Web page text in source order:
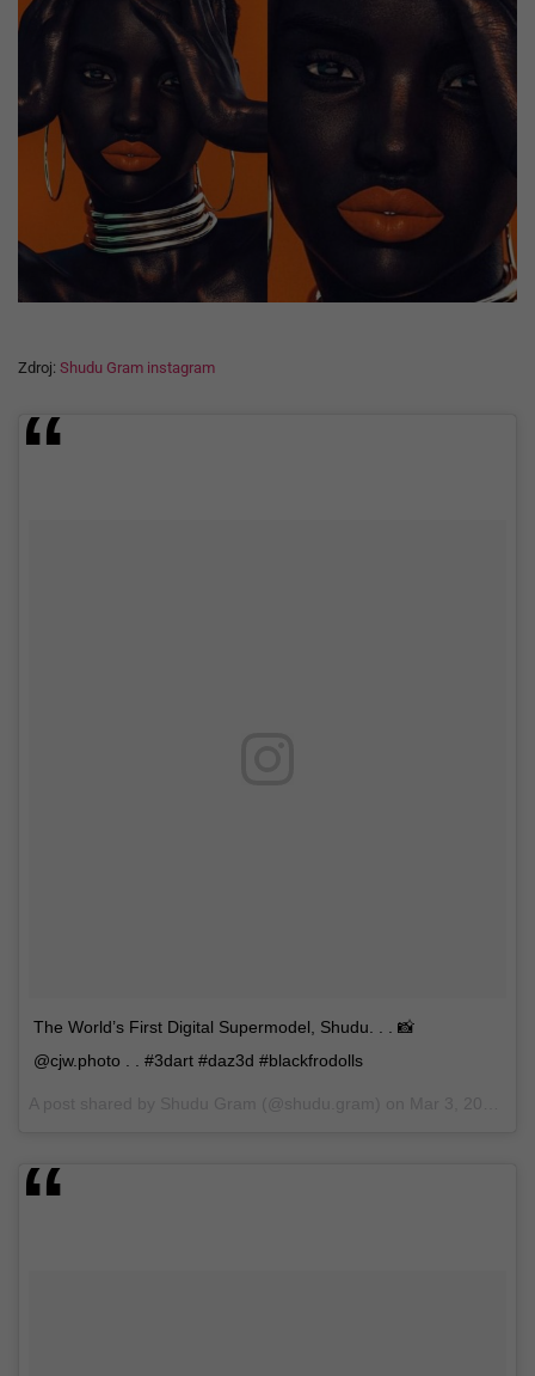
Zdroj: Shudu Gram instagram
The World’s First Digital Supermodel, Shudu. . . 📸
@cjw.photo . . #3dart #daz3d #blackfrodolls